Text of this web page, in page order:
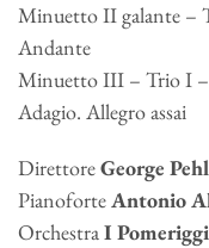
Minuetto II galante –
Andante
Minuetto III – Trio I
Adagio. Allegro assai
DirettoreGeorge
PianoforteAntonio
OrchestraI